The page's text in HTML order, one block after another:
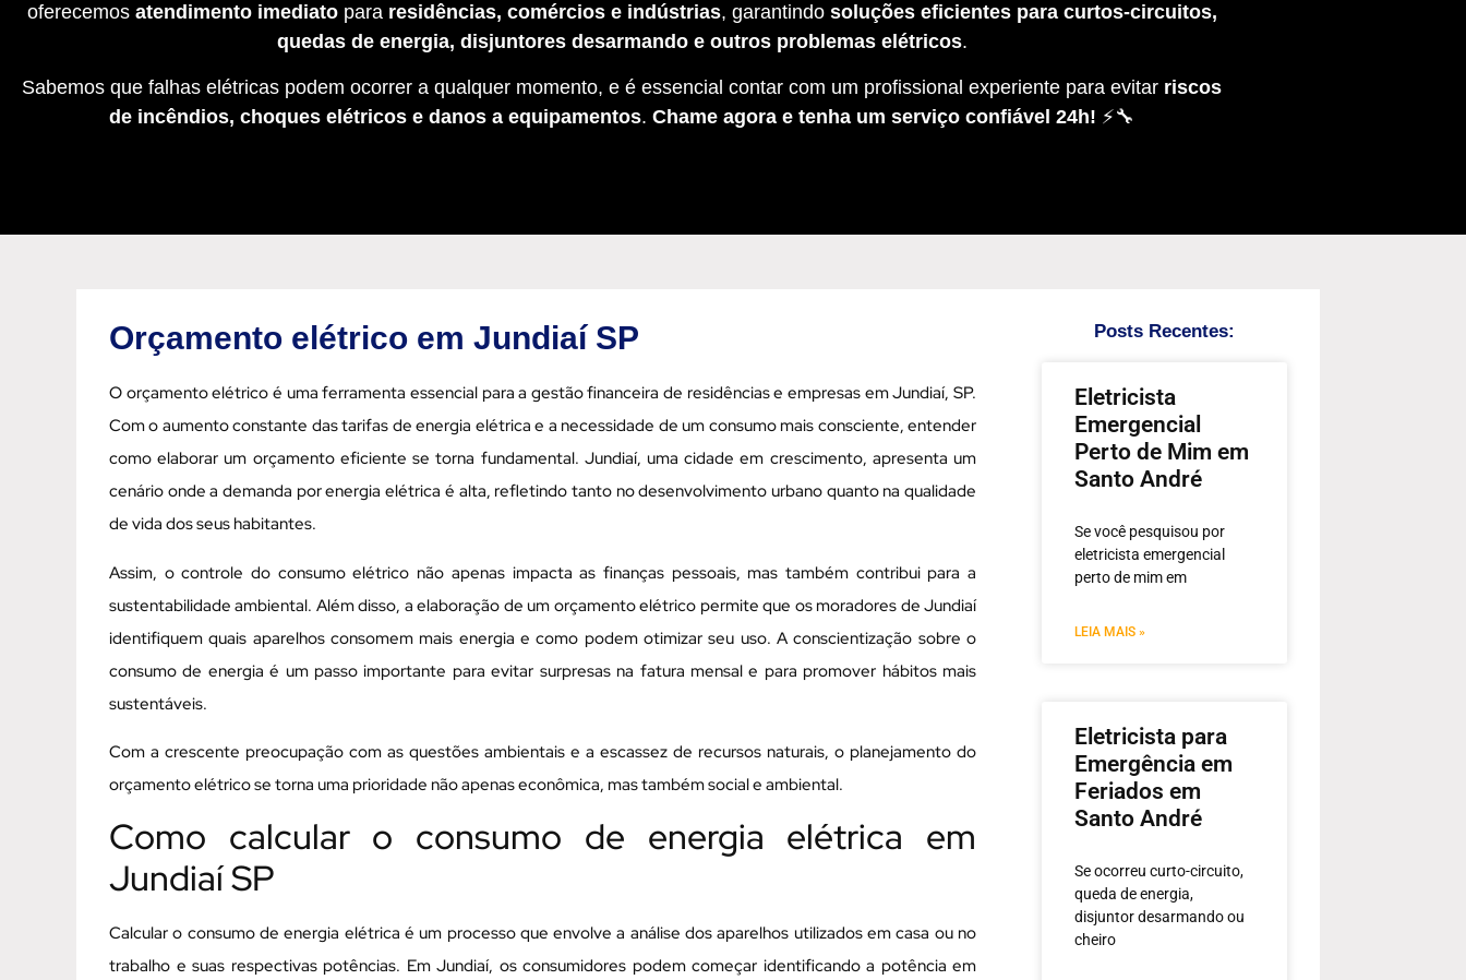
oferecemos atendimento imediatopara residências, comércios e indústrias, garantindo soluções eficientes para curtos-circuitos,
quedas de energia, disjuntores desarmando e outros problemas elétricos.
Sabemos que falhas elétricas podem ocorrer a qualquer momento, e é essencial contar com um profissional experiente para evitar riscos
de incêndios, choques elétricos e danos a equipamentos. Chame agora e tenha um serviço confiável 24h! ⚡🔧
Orçamento elétrico em Jundiaí SP
O orçamento elétrico é uma ferramenta essencial para a gestão financeira de residências e empresas em Jundiaí, SP.
Com o aumento constante das tarifas de energia elétrica e a necessidade de um consumo mais consciente, entender
como elaborar um orçamento eficiente se torna fundamental. Jundiaí, uma cidade em crescimento, apresenta um
cenário onde a demanda por energia elétrica é alta, refletindo tanto no desenvolvimento urbano quanto na qualidade
de vida dos seus habitantes.
Assim, o controle do consumo elétrico não apenas impacta as finanças pessoais, mas também contribui para a
sustentabilidade ambiental. Além disso, a elaboração de um orçamento elétrico permite que os moradores de Jundiaí
identifiquem quais aparelhos consomem mais energia e como podem otimizar seu uso. A conscientização sobre o
consumo de energia é um passo importante para evitar surpresas na fatura mensal e para promover hábitos mais
sustentáveis.
Com a crescente preocupação com as questões ambientais e a escassez de recursos naturais, o planejamento do
orçamento elétrico se torna uma prioridade não apenas econômica, mas também social e ambiental.
Como calcular o consumo de energia elétrica em
Jundiaí SP
Calcular o consumo de energia elétrica é um processo que envolve a análise dos aparelhos utilizados em casa ou no
trabalho e suas respectivas potências. Em Jundiaí, os consumidores podem começar identificando a potência em
Posts Recentes:
Eletricista
Emergencial
Perto de Mim em
Santo André
Se você pesquisou por
eletricista emergencial
perto de mim em
LEIA MAIS »
Eletricista para
Emergência em
Feriados em
Santo André
Se ocorreu curto-circuito,
queda de energia,
disjuntor desarmando ou
cheiro